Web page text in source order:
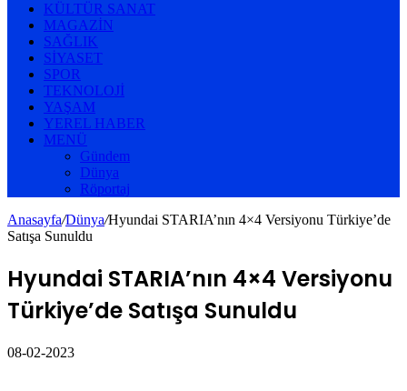
KÜLTÜR SANAT
MAGAZIN
SAĞLIK
SIYASET
SPOR
TEKNOLOJI
YAŞAM
YEREL HABER
MENÜ
Gündem
Dünya
Röportaj
Anasayfa/Dünya/Hyundai STARIA’nın 4×4 Versiyonu Türkiye’de
Satışa Sunuldu
Hyundai STARIA’nın 4×4 Versiyonu
Türkiye’de Satışa Sunuldu
08-02-2023